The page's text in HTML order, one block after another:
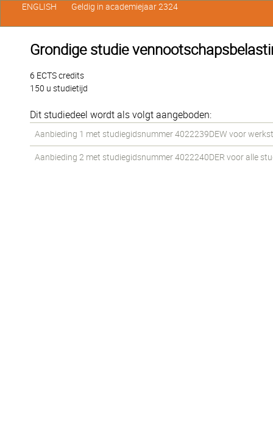
Grondige studie
6 ECTS credits
150 u studietijd
Dit studiedeel wordt als volgt aangeboden:
Aanbieding 1 met studiegidsnummer 4022239DEW voor
Aanbieding 2 met studiegidsnummer 4022240DER voor alle
ENGLISH Geldig in academiejaar 2324